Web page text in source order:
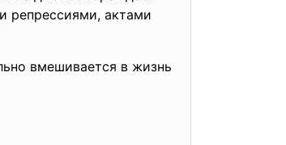
репрессиями, актами
вмешивается в жизнь